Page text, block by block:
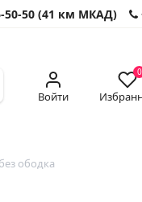
50-50 (41 км МКАД)
Войти
0
ободка